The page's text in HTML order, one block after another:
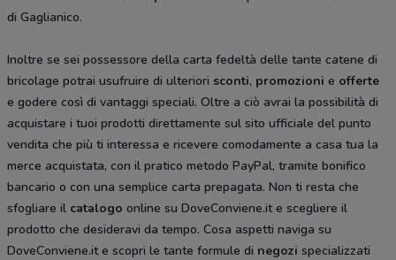
di Gaglianico.
Inoltre se sei possessore della carta fedeltà delle tante catene di
bricolage potrai usufruire di ulteriori sconti, promozioni e offerte
e godere così di vantaggi speciali. Oltre a ciò avrai la possibilità di
acquistare i tuoi prodotti direttamente sul sito ufficiale del punto
vendita che più ti interessa e ricevere comodamente a casa tua la
merce acquistata, con il pratico metodo PayPal, tramite bonifico
bancario o con una semplice carta prepagata. Non ti resta che
sfogliare il catalogo online su DoveConviene.it e scegliere il
prodotto che desideravi da tempo. Cosa aspetti naviga su
DoveConviene.it e scopri le tante formule di negozi specializzati